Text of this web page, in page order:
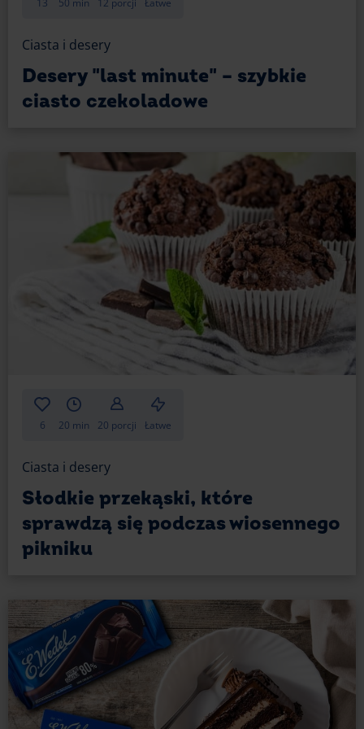
Ciasta i desery
Desery "last minute" – szybkie
ciasto czekoladowe
6 20 min 20 porcji Łatwe
Ciasta i desery
Słodkie przekąski, które
sprawdzą się podczas wiosennego
pikniku